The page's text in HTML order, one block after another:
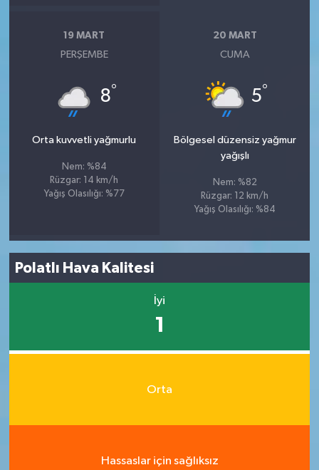
19 MART
PERŞEMBE
8°
Orta kuvvetli yağmurlu
Nem: %84
Rüzgar: 14 km/h
Yağış Olasılığı: %77
20 MART
CUMA
5°
Bölgesel düzensiz yağmur
yağışlı
Nem: %82
Rüzgar: 12 km/h
Yağış Olasılığı: %84
Polatlı Hava Kalitesi
İyi
1
Orta
Hassaslar için sağlıksız